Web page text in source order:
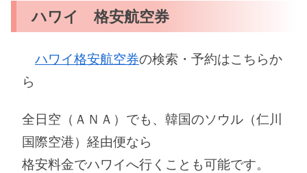
ハワイ 格安航空券
ハワイ格安航空券の検索・予約はこちらか
ら
全日空（ＡＮＡ）でも、韓国のソウル（仁川
国際空港）経由便なら
格安料金でハワイへ行くことも可能です。